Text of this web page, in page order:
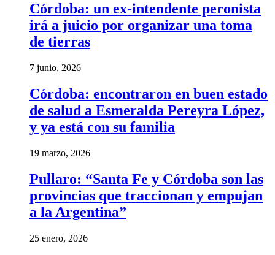
Córdoba: un ex-intendente peronista
irá a juicio por organizar una toma
de tierras
7 junio, 2026
Córdoba: encontraron en buen estado
de salud a Esmeralda Pereyra López,
y ya está con su familia
19 marzo, 2026
Pullaro: “Santa Fe y Córdoba son las
provincias que traccionan y empujan
a la Argentina”
25 enero, 2026